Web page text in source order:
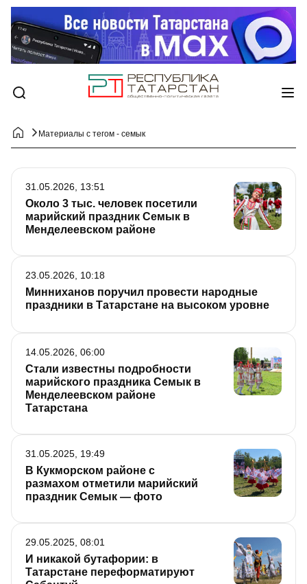
Материалы с тегом - семык
Около 3 тыс. человек посетили
марийский праздник Семык в
Менделеевском районе
31.05.2026, 13:51
Минниханов поручил провести народные
праздники в Татарстане на высоком уровне
23.05.2026, 10:18
Стали известны подробности
марийского праздника Семык в
Менделеевском районе
Татарстана
14.05.2026, 06:00
В Кукморском районе с
размахом отметили марийский
праздник Семык — фото
31.05.2025, 19:49
И никакой бутафории: в
Татарстане переформатируют
29.05.2025, 08:01